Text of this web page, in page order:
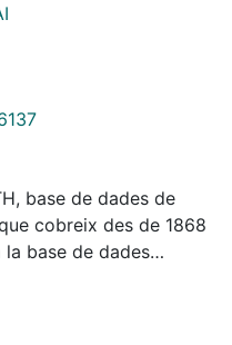
base de dades de
cobreix des de 1868
base de dades
milions de registres
avaluen els